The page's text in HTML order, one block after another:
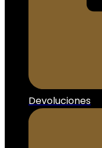
Devoluciones